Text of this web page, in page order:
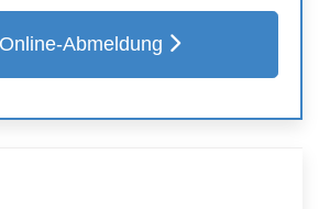
Abmeldung